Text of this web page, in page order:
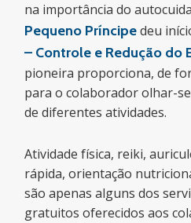
na importância do
Pequeno Príncipedeu
– Controle e Redução do
pioneira proporciona, de
para o colaborador olhar-
de diferentes atividades.
Atividade física, reiki,
rápida, orientação
são apenas alguns dos
gratuitos oferecidos aos